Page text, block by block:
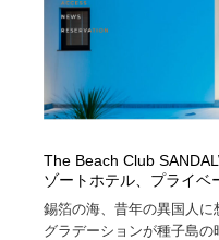
The Beach Club
ゾートホテル、プライベ
錫箔の海、昔年の異国人
グラデーションが種子島